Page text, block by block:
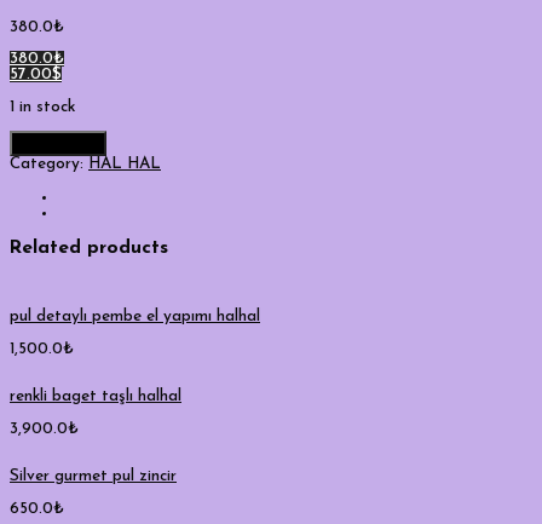
380.0₺
380.0₺
57.00$
1 in stock
Category: HAL HAL
Related products
pul detaylı pembe el yapımı halhal
1,500.0₺
renkli baget taşlı halhal
3,900.0₺
Silver gurmet pul zincir
650.0₺